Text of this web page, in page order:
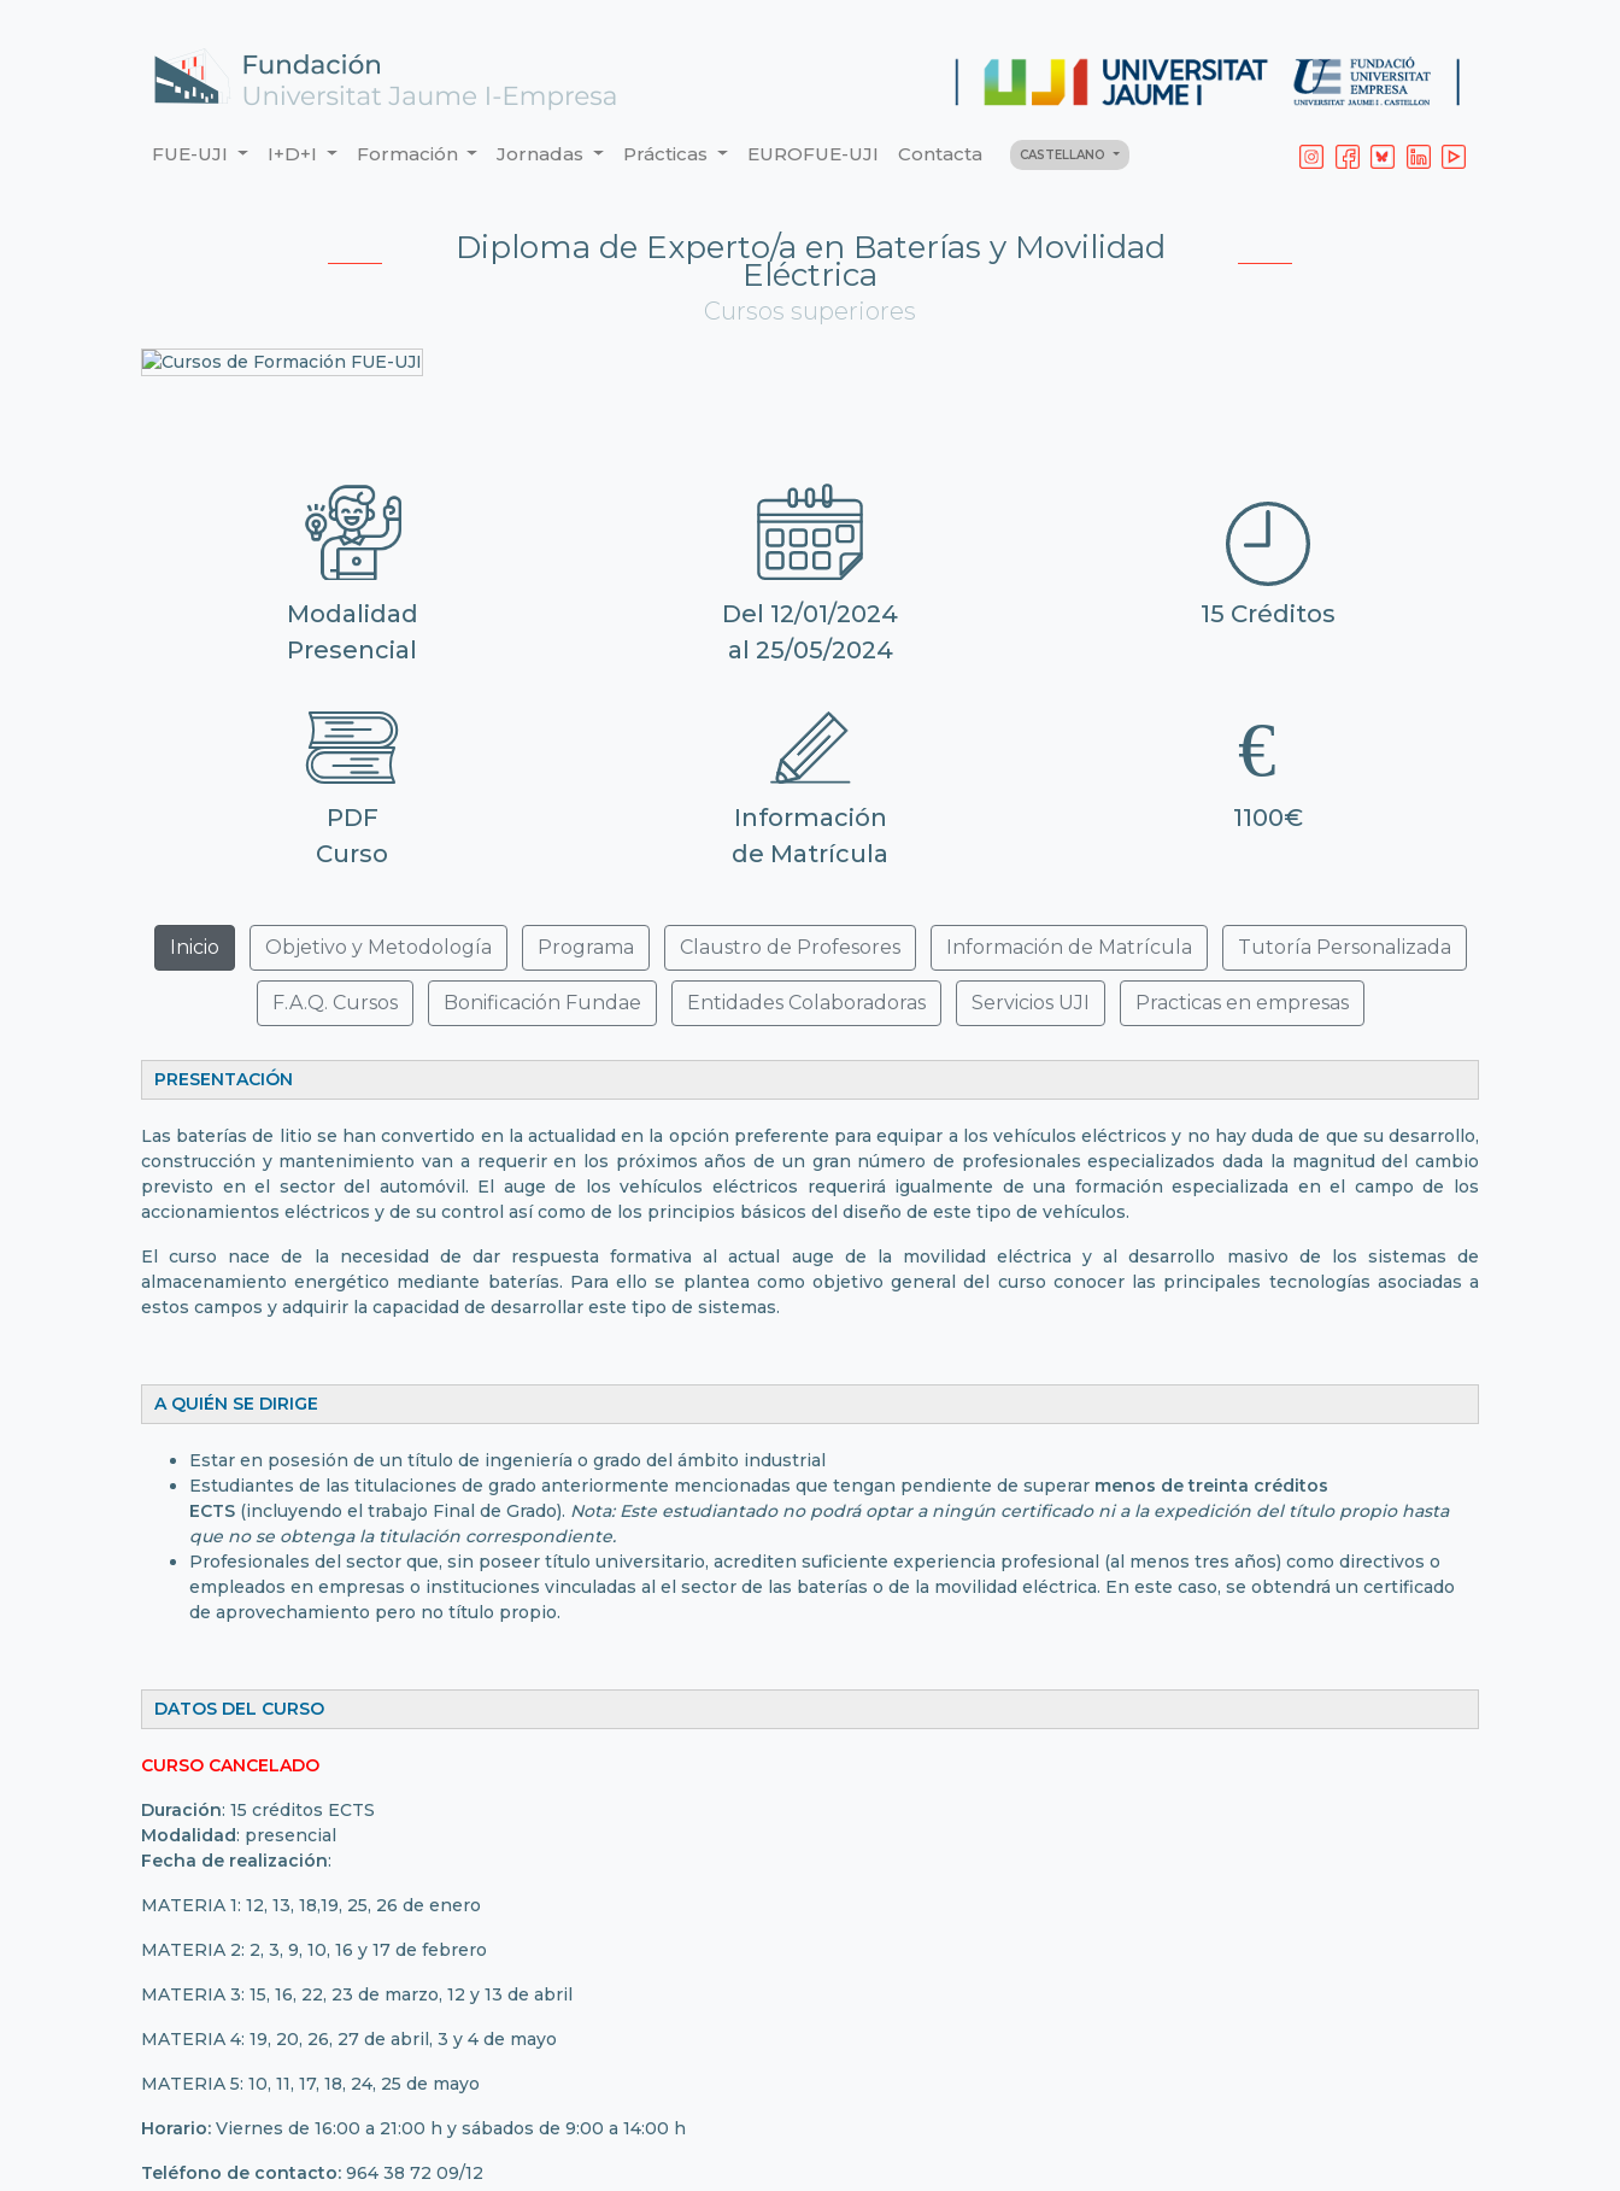
FUE-UJI I+D+I Formación Jornadas Prácticas EUROFUE-UJI Contacta CASTELLANO
Diploma de Experto/a en Baterías y Movilidad
Eléctrica
Cursos superiores
Modalidad
Presencial
Del 12/01/2024
al 25/05/2024
15 Créditos
PDF
Curso
Información
de Matrícula
1100€
Inicio Objetivo y Metodología Programa Claustro de Profesores Información de Matrícula Tutoría Personalizada
F.A.Q. Cursos Bonificación Fundae Entidades Colaboradoras Servicios UJI Practicas en empresas
PRESENTACIÓN
Las baterías de litio se han convertido en la actualidad en la opción preferente para equipar a los vehículos eléctricos y no hay duda de que su desarrollo,
construcción y mantenimiento van a requerir en los próximos años de un gran número de profesionales especializados dada la magnitud del cambio
previsto en el sector del automóvil. El auge de los vehículos eléctricos requerirá igualmente de una formación especializada en el campo de los
accionamientos eléctricos y de su control así como de los principios básicos del diseño de este tipo de vehículos.
El curso nace de la necesidad de dar respuesta formativa al actual auge de la movilidad eléctrica y al desarrollo masivo de los sistemas de
almacenamiento energético mediante baterías. Para ello se plantea como objetivo general del curso conocer las principales tecnologías asociadas a
estos campos y adquirir la capacidad de desarrollar este tipo de sistemas.
A QUIÉN SE DIRIGE
Estar en posesión de un título de ingeniería o grado del ámbito industrial
Estudiantes de las titulaciones de grado anteriormente mencionadas que tengan pendiente de superar menos de treinta créditos
ECTS (incluyendo el trabajo Final de Grado). Nota: Este estudiantado no podrá optar a ningún certificado ni a la expedición del título propio hasta
que no se obtenga la titulación correspondiente.
Profesionales del sector que, sin poseer título universitario, acrediten suficiente experiencia profesional (al menos tres años) como directivos o
empleados en empresas o instituciones vinculadas al el sector de las baterías o de la movilidad eléctrica. En este caso, se obtendrá un certificado
de aprovechamiento pero no título propio.
DATOS DEL CURSO
CURSO CANCELADO
Duración: 15 créditos ECTS
Modalidad: presencial
Fecha de realización:
MATERIA 1: 12, 13, 18,19, 25, 26 de enero
MATERIA 2: 2, 3, 9, 10, 16 y 17 de febrero
MATERIA 3: 15, 16, 22, 23 de marzo, 12 y 13 de abril
MATERIA 4: 19, 20, 26, 27 de abril, 3 y 4 de mayo
MATERIA 5: 10, 11, 17, 18, 24, 25 de mayo
Horario: Viernes de 16:00 a 21:00 h y sábados de 9:00 a 14:00 h
Teléfono de contacto: 964 38 72 09/12